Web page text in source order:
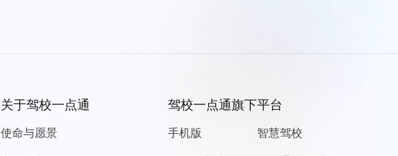
关于驾校一点通
使命与愿景
驾校一点通旗下平台
手机版 智慧驾校